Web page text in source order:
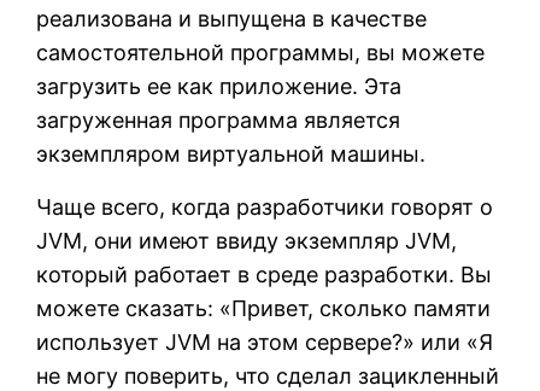
реализована и выпущена в качестве
самостоятельной программы, вы можете
загрузить ее как приложение. Эта
загруженная программа является
экземпляром виртуальной машины.
Чаще всего, когда разработчики говорят о
JVM, они имеют ввиду экземпляр JVM,
который работает в среде разработки. Вы
можете сказать: «Привет, сколько памяти
использует JVM на этом сервере?» или «Я
не могу поверить, что сделал зацикленный